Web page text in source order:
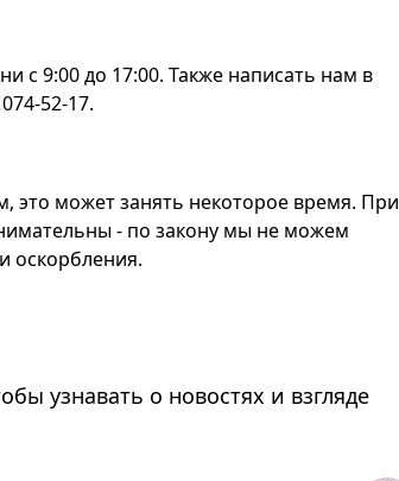
с 9:00 до 17:00. Также написать нам в
52-17.
это может занять некоторое время. При
- по закону мы не можем
оскорбления.
узнавать о новостях и взгляде